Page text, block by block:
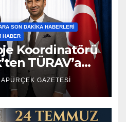
SON DAKIKA HABERLERI
HABER
Koordinatörü
TÜRAV’a
GAZETESİ